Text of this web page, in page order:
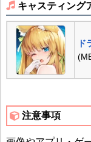
キャスティング
ド
注意事項